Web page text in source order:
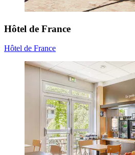
Hôtel de France
Hôtel de France